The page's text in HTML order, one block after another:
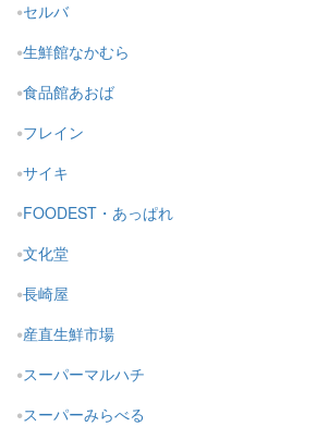
セルバ
生鮮館なかむら
食品館あおば
フレイン
サイキ
FOODEST・あっぱれ
文化堂
長崎屋
産直生鮮市場
スーパーマルハチ
スーパーみらべる